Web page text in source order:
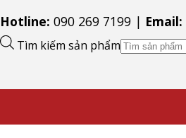
Hotline: 090 269 7199 | Email:
Tìm kiếm sản phẩm